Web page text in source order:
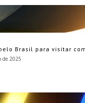
Brasil para visitar
de 2025